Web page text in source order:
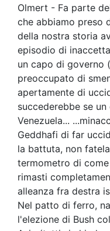
Olmert - Fa parte
che abbiamo preso
della nostra storia
episodio di
un capo di governo
preoccupato di
apertamente di
succederebbe se
Venezuela...
Geddhafi di far
la battuta, non
termometro di
rimasti
alleanza fra destra
Nel patto di ferro,
l'elezione di Bush